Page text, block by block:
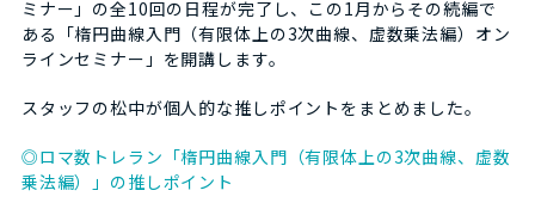
ミナー」の全10回の日程が完了し、この1月からその続編で
ある「楕円曲線入門（有限体上の3次曲線、虚数乗法編）オン
ラインセミナー」を開講します。
スタッフの松中が個人的な推しポイントをまとめました。
◎ロマ数トレラン「楕円曲線入門（有限体上の3次曲線、虚数
乗法編）」の推しポイント